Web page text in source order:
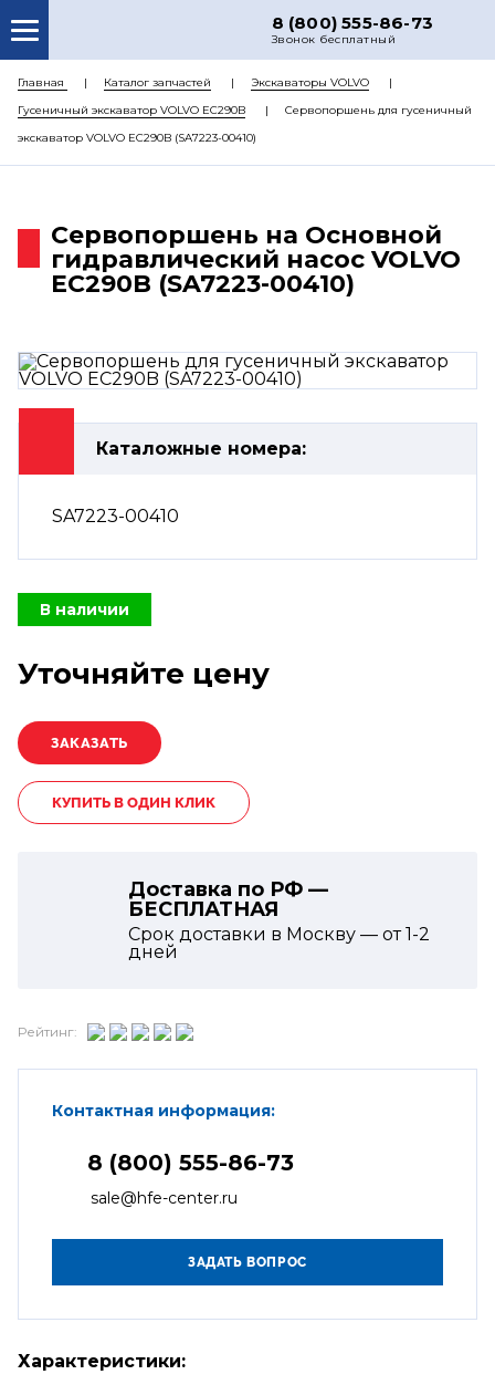
8 (800) 555-86-73
Звонок бесплатный
О НАС
КАТАЛОГ ЗАПЧАСТЕЙ
РЕМОНТ
ЦЕНЫ
КОНТАКТЫ
Главная Каталог запчастей
Экскаваторы VOLVO
Гусеничный экскаватор VOLVO EC290B
Сервопоршень для гусеничный
экскаватор VOLVO EC290B (SA7223-00410)
Сервопоршень на Основной
гидравлический насос VOLVO
EC290B (SA7223-00410)
Каталожные номера:
SA7223-00410
В наличии
Уточняйте цену
КУПИТЬ В ОДИН КЛИК
Доставка по РФ —
БЕСПЛАТНАЯ
Срок доставки в Москву — от1-2
дней
Рейтинг:
Контактная информация:
8 (800) 555-86-73
sale@hfe-center.ru
Характеристики: